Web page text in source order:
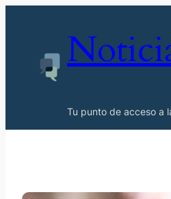
Tu punto de acceso a